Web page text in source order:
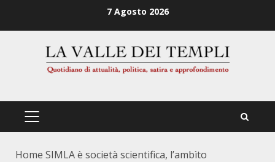
7 Agosto 2026
PRIMÄRES
Home SIMLA è società scientifica, l’ambìto